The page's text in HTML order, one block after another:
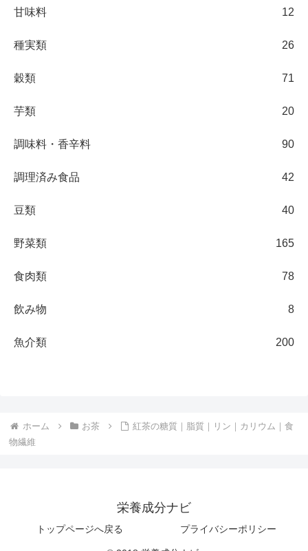
甘味料 12
種実類 26
穀類 71
芋類 20
調味料・香辛料 90
調理済み食品 42
豆類 40
野菜類 165
食肉類 78
飲み物 8
魚介類 200
ホーム お茶
紅茶の糖質｜脂質｜リン｜カリウム｜食
物繊維
栄養成分ナビ
トップページへ戻る プライバシーポリシー